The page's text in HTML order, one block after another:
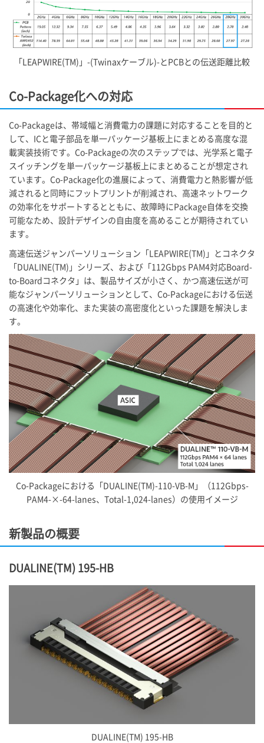
「LEAPWIRE(TM)」-(Twinaxケーブル)-とPCBとの伝送距離比較
Co-Package化への対応
Co-Packageは、帯域幅と消費電力の課題に対応することを目的と
して、ICと電子部品を単一パッケージ基板上にまとめる高度な混
載実装技術です。Co-Packageの次のステップでは、光学系と電子
スイッチングを単一パッケージ基板上にまとめることが想定され
ています。Co-Package化の進展によって、消費電力と熱影響が低
減されると同時にフットプリントが削減され、高速ネットワーク
の効率化をサポートするとともに、故障時にPackage自体を交換
可能なため、設計デザインの自由度を高めることが期待されてい
ます。
高速伝送ジャンパーソリューション「LEAPWIRE(TM)」とコネクタ
「DUALINE(TM)」シリーズ、および「112Gbps PAM4対応Board-
to-Boardコネクタ」は、製品サイズが小さく、かつ高速伝送が可
能なジャンパーソリューションとして、Co-Packageにおける伝送
の高速化や効率化、また実装の高密度化といった課題を解決しま
す。
Co-Packageにおける「DUALINE(TM)-110-VB-M」（112Gbps-
PAM4-×-64-lanes、Total-1,024-lanes）の使用イメージ
新製品の概要
DUALINE(TM) 195-HB
DUALINE(TM) 195-HB